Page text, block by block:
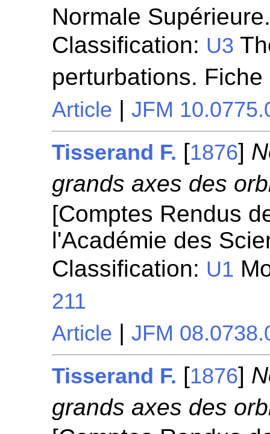
Normale
Classification: U3
perturbations. Fiche
Article |JFM
Tisserand F. [1876]
grands axes des
[Comptes Rendus
l'Académie des
Classification: U1
211
Article |JFM
Tisserand F. [1876]
grands axes des